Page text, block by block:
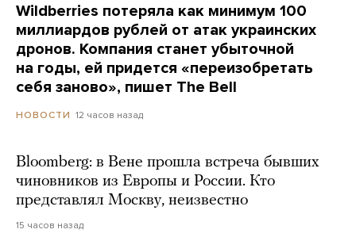
Wildberries потеряла как минимум 100
миллиардов рублей от атак украинских
дронов. Компания станет убыточной
на годы, ей придется «переизобретать
себя заново», пишет The Bell
НОВОСТИ 12 часов назад
Bloomberg: в Вене прошла встреча бывших
чиновников из Европы и России. Кто
представлял Москву, неизвестно
15 часов назад